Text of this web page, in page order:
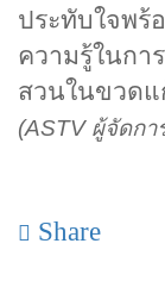
ประทับใจพร้
ความรู้ในกา
สวนในขวดแ
(ASTV ผู้จัดกา
Share